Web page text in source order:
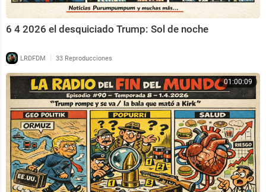
6 4 2026 el desquiciado Trump: Sol de noche
LRDFDM | 33 Reproducciones
01:00:09